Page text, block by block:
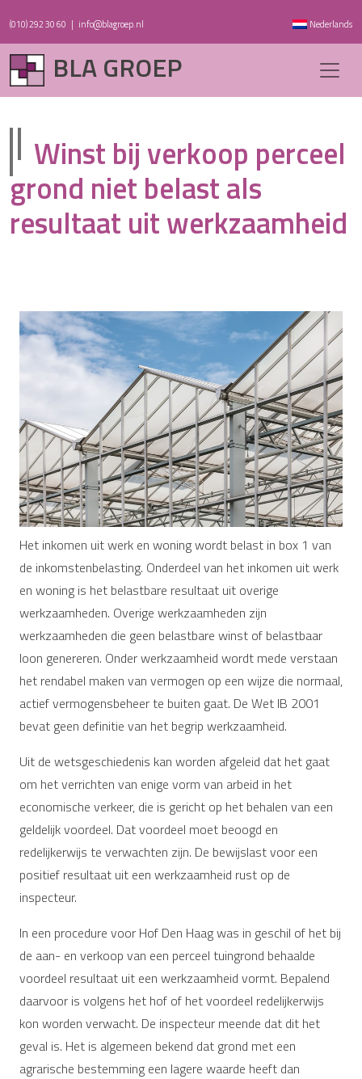
(010) 292 30 60 | info@blagroep.nl Nederlands
BLA GROEP
Winst bij verkoop perceel
grond niet belast als
resultaat uit werkzaamheid
Het inkomen uit werk en woning wordt belast in box 1 van
de inkomstenbelasting. Onderdeel van het inkomen uit werk
en woning is het belastbare resultaat uit overige
werkzaamheden. Overige werkzaamheden zijn
werkzaamheden die geen belastbare winst of belastbaar
loon genereren. Onder werkzaamheid wordt mede verstaan
het rendabel maken van vermogen op een wijze die normaal,
actief vermogensbeheer te buiten gaat. De Wet IB 2001
bevat geen definitie van het begrip werkzaamheid.
Uit de wetsgeschiedenis kan worden afgeleid dat het gaat
om het verrichten van enige vorm van arbeid in het
economische verkeer, die is gericht op het behalen van een
geldelijk voordeel. Dat voordeel moet beoogd en
redelijkerwijs te verwachten zijn. De bewijslast voor een
positief resultaat uit een werkzaamheid rust op de
inspecteur.
In een procedure voor Hof Den Haag was in geschil of het bij
de aan- en verkoop van een perceel tuingrond behaalde
voordeel resultaat uit een werkzaamheid vormt. Bepalend
daarvoor is volgens het hof of het voordeel redelijkerwijs
kon worden verwacht. De inspecteur meende dat dit het
geval is. Het is algemeen bekend dat grond met een
agrarische bestemming een lagere waarde heeft dan